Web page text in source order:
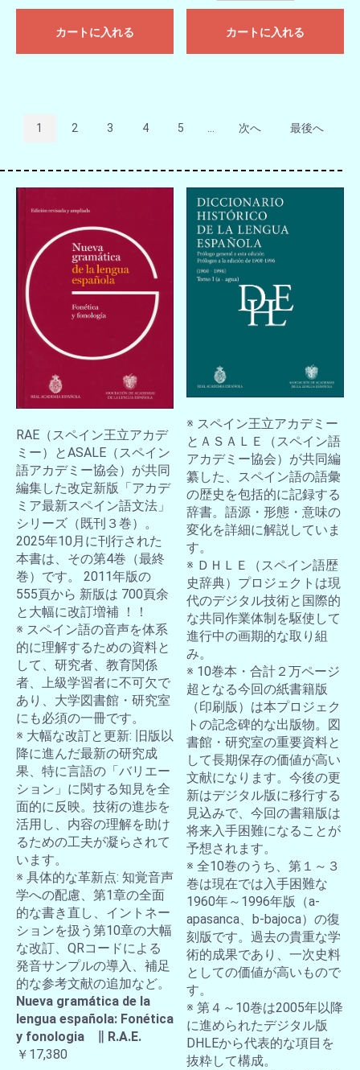
カートに入れる カートに入れる
1 2 3 4 5 次へ 最後へ
RAE（スペイン王立アカデ
ミー）とASALE（スペイン
語アカデミー協会）が共同
編集した改定新版「アカデ
ミア最新スペイン語文法」
シリーズ（既刊３巻）。
2025年10月に刊行された
本書は、その第4巻（最終
巻）です。 2011年版の
555頁から 新版は 700頁余
と大幅に改訂増補 ！！
※ スペイン語の音声を体系
的に理解するための資料と
して、研究者、教育関係
者、上級学習者に不可欠で
あり、大学図書館・研究室
にも必須の一冊です。
※ 大幅な改訂と更新: 旧版以
降に進んだ最新の研究成
果、特に言語の「バリエー
ション」に関する知見を全
面的に反映。技術の進歩を
活用し、内容の理解を助け
るための工夫が凝らされて
います。
※ 具体的な革新点: 知覚音声
学への配慮、第1章の全面
的な書き直し、イントネー
ションを扱う第10章の大幅
な改訂、QRコードによる
発音サンプルの導入、補足
的な参考文献の追加など。
Nueva gramática de la
lengua española: Fonética
y fonologia ∥ R.A.E.
￥17,380
※ スペイン王立アカデミー
とＡＳＡＬＥ（スペイン語
アカデミー協会）が共同編
纂した、スペイン語の語彙
の歴史を包括的に記録する
辞書。語源・形態・意味の
変化を詳細に解説していま
す。
※ ＤＨＬＥ（スペイン語歴
史辞典）プロジェクトは現
代のデジタル技術と国際的
な共同作業体制を駆使して
進行中の画期的な取り組
み。
※ 10巻本・合計２万ページ
超となる今回の紙書籍版
（印刷版）は本プロジェク
トの記念碑的な出版物。図
書館・研究室の重要資料と
して長期保存の価値が高い
文献になります。今後の更
新はデジタル版に移行する
見込みで、今回の書籍版は
将来入手困難になることが
予想されます。
※ 全10巻のうち、第１～３
巻は現在では入手困難な
1960年～1996年版（a-
apasanca、b-bajoca）の復
刻版です。過去の貴重な学
術的成果であり、一次史料
としての価値が高いもので
す。
※ 第４～10巻は2005年以降
に進められたデジタル版
DHLEから代表的な項目を
抜粋して構成。